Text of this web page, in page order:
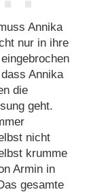
Annika
nur in ihre
Annika
die
geht.
nicht
krumme
Armin in
gesamte